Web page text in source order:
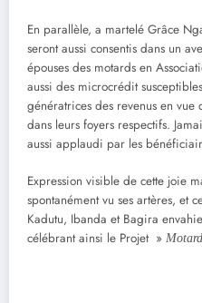
En parallèle, a martelé Grâce
seront aussi consentis dans un
épouses des motards en
aussi des microcrédit
génératrices des revenus en
dans leurs foyers respectifs.
aussi applaudi par les
Expression visible de cette joie
spontanément vu ses artères, et
Kadutu, Ibanda et Bagira
célébrant ainsi le Projet »